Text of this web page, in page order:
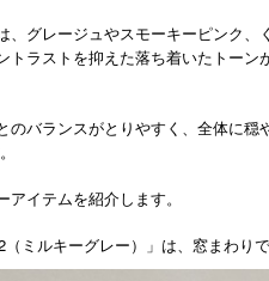
、グレージュやスモーキーピンク
トラストを抑えた落ち着いたトー
のバランスがとりやすく、全体に
イテムを紹介します。
（ミルキーグレー）」は、窓まわり